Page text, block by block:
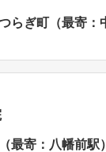
らぎ町（最寄：
最寄：八幡前駅